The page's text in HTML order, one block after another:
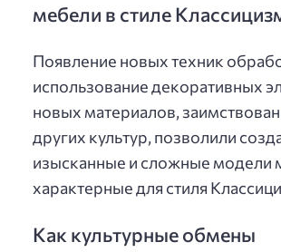
мебели в стиле
Появление новых техник
использование декоративных
новых материалов,
других культур, позволили
изысканные и сложные модели
характерные для стиля
Как культурные обмены